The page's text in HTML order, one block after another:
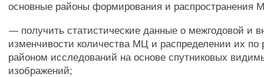
основные районы формирования и распространения
— получить статистические данные о межгодовой и
изменчивости количества МЦ и распределении их по
районом исследований на основе спутниковых
изображений;